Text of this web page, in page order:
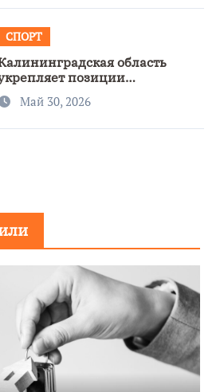
СПОРТ
область
позиции
спортивного региона
Май 30, 2026